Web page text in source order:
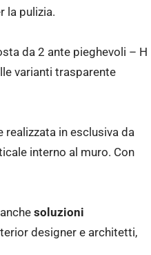
la pulizia.
da 2 ante pieghevoli – H
varianti trasparente
realizzata in esclusiva da
interno al muro. Con
soluzioni
designer e architetti,